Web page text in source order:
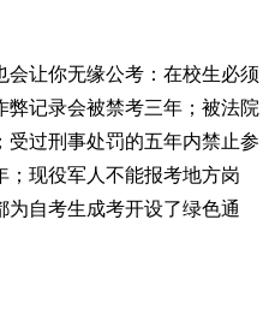
会让你无缘公考：在校生必须
记录会被禁考三年；被法院
过刑事处罚的五年内禁止参
；现役军人不能报考地方岗
自考生成考开设了绿色通